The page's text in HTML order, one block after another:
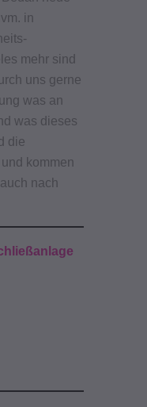
in
mehr sind
uns gerne
was an
was dieses
die
kommen
nach